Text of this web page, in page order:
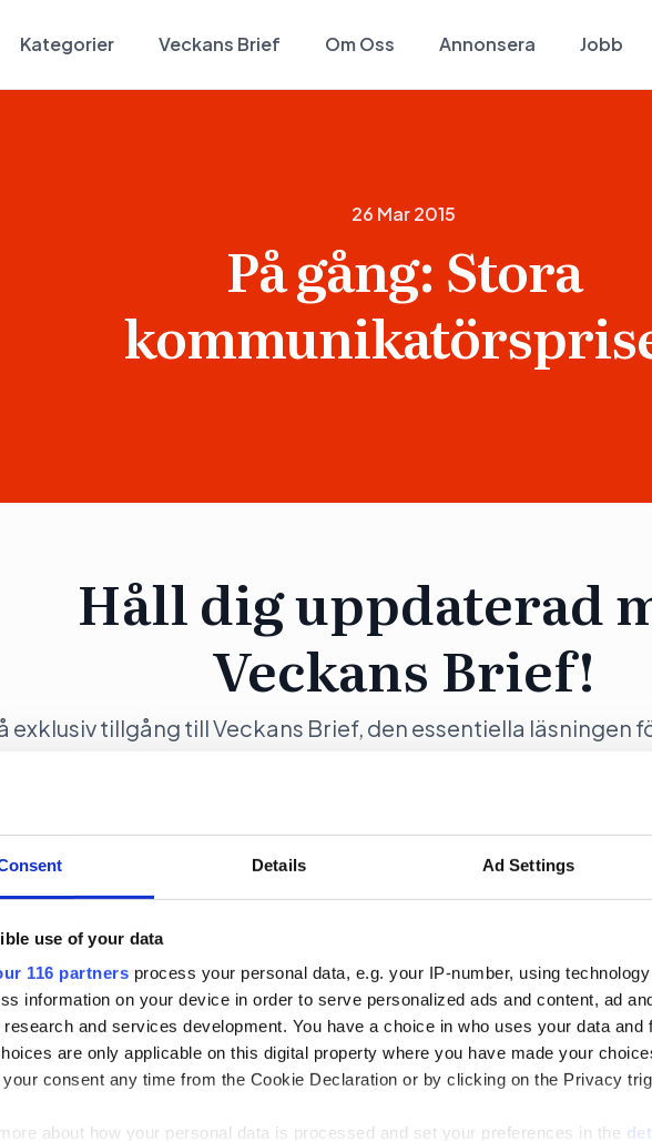
Details Ad Settings
use of your data
116 partners process your personal data, e.g. your IP-number, using
information on your device in order to serve personalized ads and content, ad
research and services development. You have a choice in who uses your data and
are only applicable on this digital property where you have made your
consent any time from the Cookie Declaration or by clicking on the Privacy
about how your personal data is processed and set your preferences in the
Kategorier Veckans Brief Om Oss Annonsera Jobb
26 Mar 2015
På gång: Stora
Håll dig uppdaterad
Veckans Brief!
exklusiv tillgång till Veckans Brief, den essentiella läsningen
Individ
Betalas årsvis